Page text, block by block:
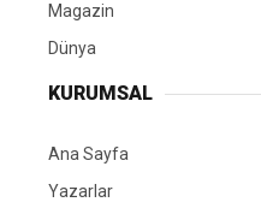
Magazin
Dünya
KURUMSAL
Ana Sayfa
Yazarlar